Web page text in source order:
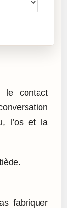
le contact
l’os et la
fabriquer